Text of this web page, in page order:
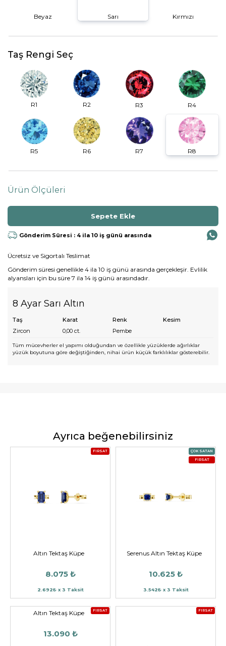
Beyaz Sarı Kırmızı
Taş Rengi Seç
R1 R2 R3 R4
R5 R6 R7 R8
Ürün Ölçüleri
Gönderim Süresi : 4 ila 10 iş günü arasında
Ücretsiz ve Sigortalı Teslimat
Gönderim süresi genellikle 4 ila 10 iş günü arasında gerçekleşir. Evlilik
alyansları için bu süre 7 ila 14 iş günü arasındadır.
8 Ayar Sarı Altın
Taş Karat Renk
Kesim
Zircon
0,00 ct. Pembe
Tüm mücevherler el yapımı olduğundan ve özellikle yüzüklerde ağırlıklar
yüzük boyutuna göre değiştiğinden, nihai ürün küçük farklılıklar gösterebilir.
Ayrıca beğenebilirsiniz
FIRSAT
Altın Tektaş Küpe
8.075 ₺
2.692₺ x 3 Taksit
ÇOK SATAN
FIRSAT
Serenus Altın Tektaş Küpe
10.625 ₺
3.542₺ x 3 Taksit
FIRSAT
Altın Tektaş Küpe
13.090 ₺
FIRSAT